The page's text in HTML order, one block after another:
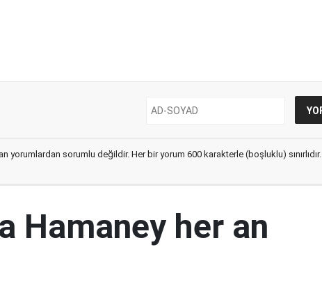
yorumlardan sorumlu değildir. Her bir yorum 600 karakterle (boşluklu) sınırlıdır.
Hamaney her an